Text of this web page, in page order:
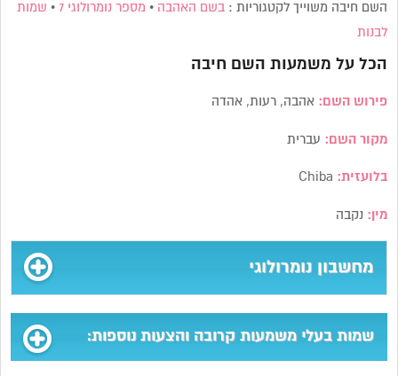
השם חיבה משוייך לקטגוריות :בשם האהבה • מספר נומרולוגי 7 • שמות
לבנות
הכל על משמעות השם חיבה
פירוש השם:אהבה, רעות, אהדה
מקור השם: עברית
בלועזית:
מין: נקבה
מחשבון נומרולוגי
שמות בעלי משמעות קרובה והצעות נוספות: